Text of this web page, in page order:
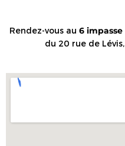
Rendez-vous au 6 impasse
du 20 rue de